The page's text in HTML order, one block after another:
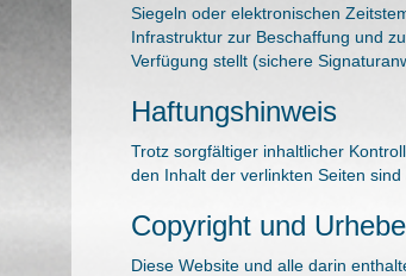
Siegeln oder elektronischen
Infrastruktur zur Beschaffung und
Verfügung stellt (sichere
Haftungshinweis
Trotz sorgfältiger inhaltlicher
den Inhalt der verlinkten Seiten
Copyright und
Diese Website und alle darin